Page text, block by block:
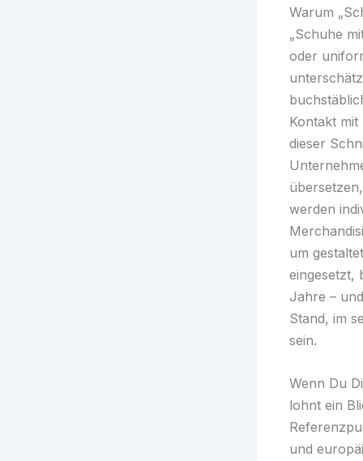
Warum
„Schuhe
oder
Kontakt
dieser
werden
um
eingesetzt,
Jahre –
Stand, im
sein.
Wenn Du
lohnt ein
und